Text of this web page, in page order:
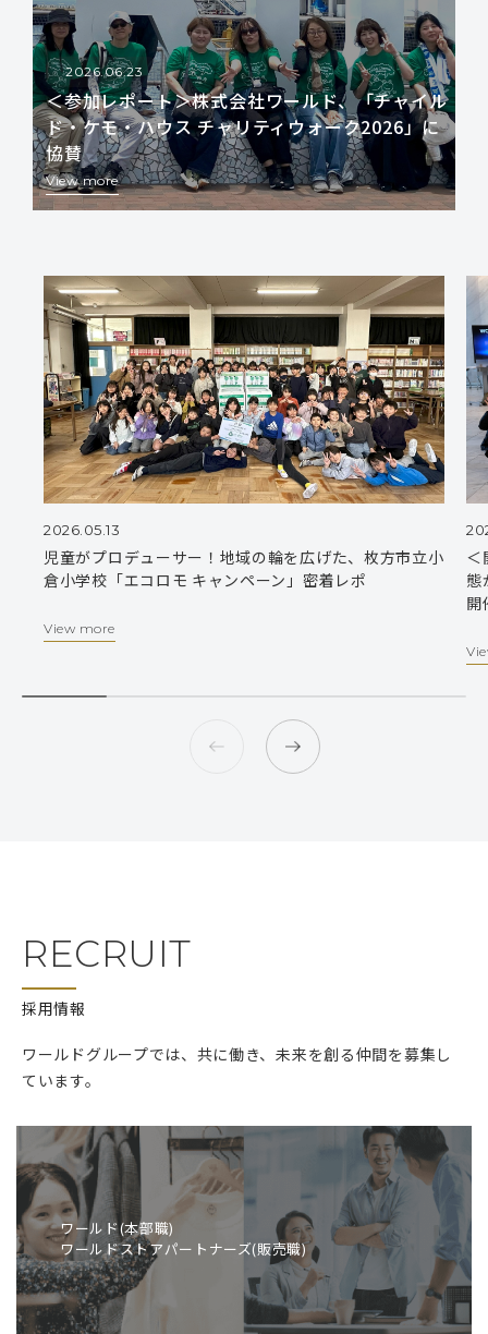
2026.06.23
＜参加レポート＞株式会社ワールド、「チャイル
ド・ケモ・ハウス チャリティウォーク2026」に
協賛
View more
2026.05.13
児童がプロデューサー！地域の輪を広げた、枚方市立小
倉小学校「エコロモ キャンペーン」密着レポ
View more
＜
態
開
RECRUIT
採用情報
ワールドグループでは、共に働き、未来を創る仲間を募集し
ています。
ワールド(本部職)
ワールドストアパートナーズ(販売職)